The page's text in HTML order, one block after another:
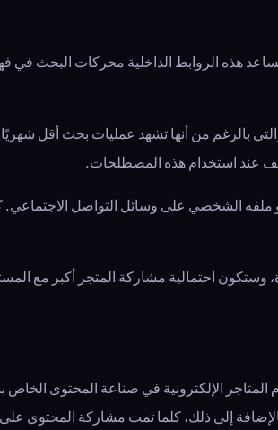
هذه الروابط الداخلية محركات البحث في
بالرغم من أنها تشهد عمليات بحث أقل
عند استخدام هذه المصطلحات.
ملفه الشخصي على وسائل التواصل
وستكون احتمالية مشاركة المتجر أكبر مع
الإلكترونية في صناعة المحتوى الخاص
إلى ذلك، كلما تمت مشاركة المحتوى